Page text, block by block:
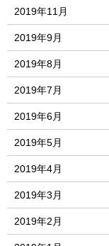
2019年11月
2019年9月
2019年8月
2019年7月
2019年6月
2019年5月
2019年4月
2019年3月
2019年2月